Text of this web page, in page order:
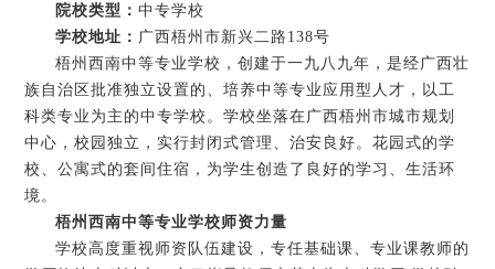
院校类型：中专学校
学校地址： 广西梧州市新兴二路138号
梧州西南中等专业学校，创建于一九八九年，是经广西壮
族自治区批准独立设置的、培养中等专业应用型人才，以工
科类专业为主的中专学校。学校坐落在广西梧州市城市规划
中心，校园独立，实行封闭式管理、治安良好。花园式的学
校、公寓式的套间住宿，为学生创造了良好的学习、生活环
境。
梧州西南中等专业学校师资力量
学校高度重视师资队伍建设，专任基础课、专业课教师的